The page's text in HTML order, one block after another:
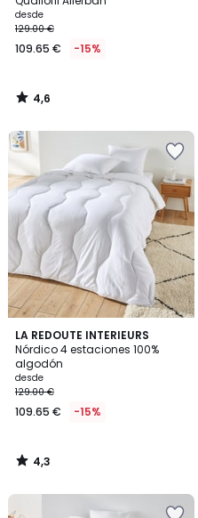
desde
129.00 €
109.65 € -15%
4,6
/
LA REDOUTE INTERIEURS
Nórdico 4 estaciones 100%
algodón
desde
129.00 €
109.65 € -15%
4,3
/ 5
4,3
/